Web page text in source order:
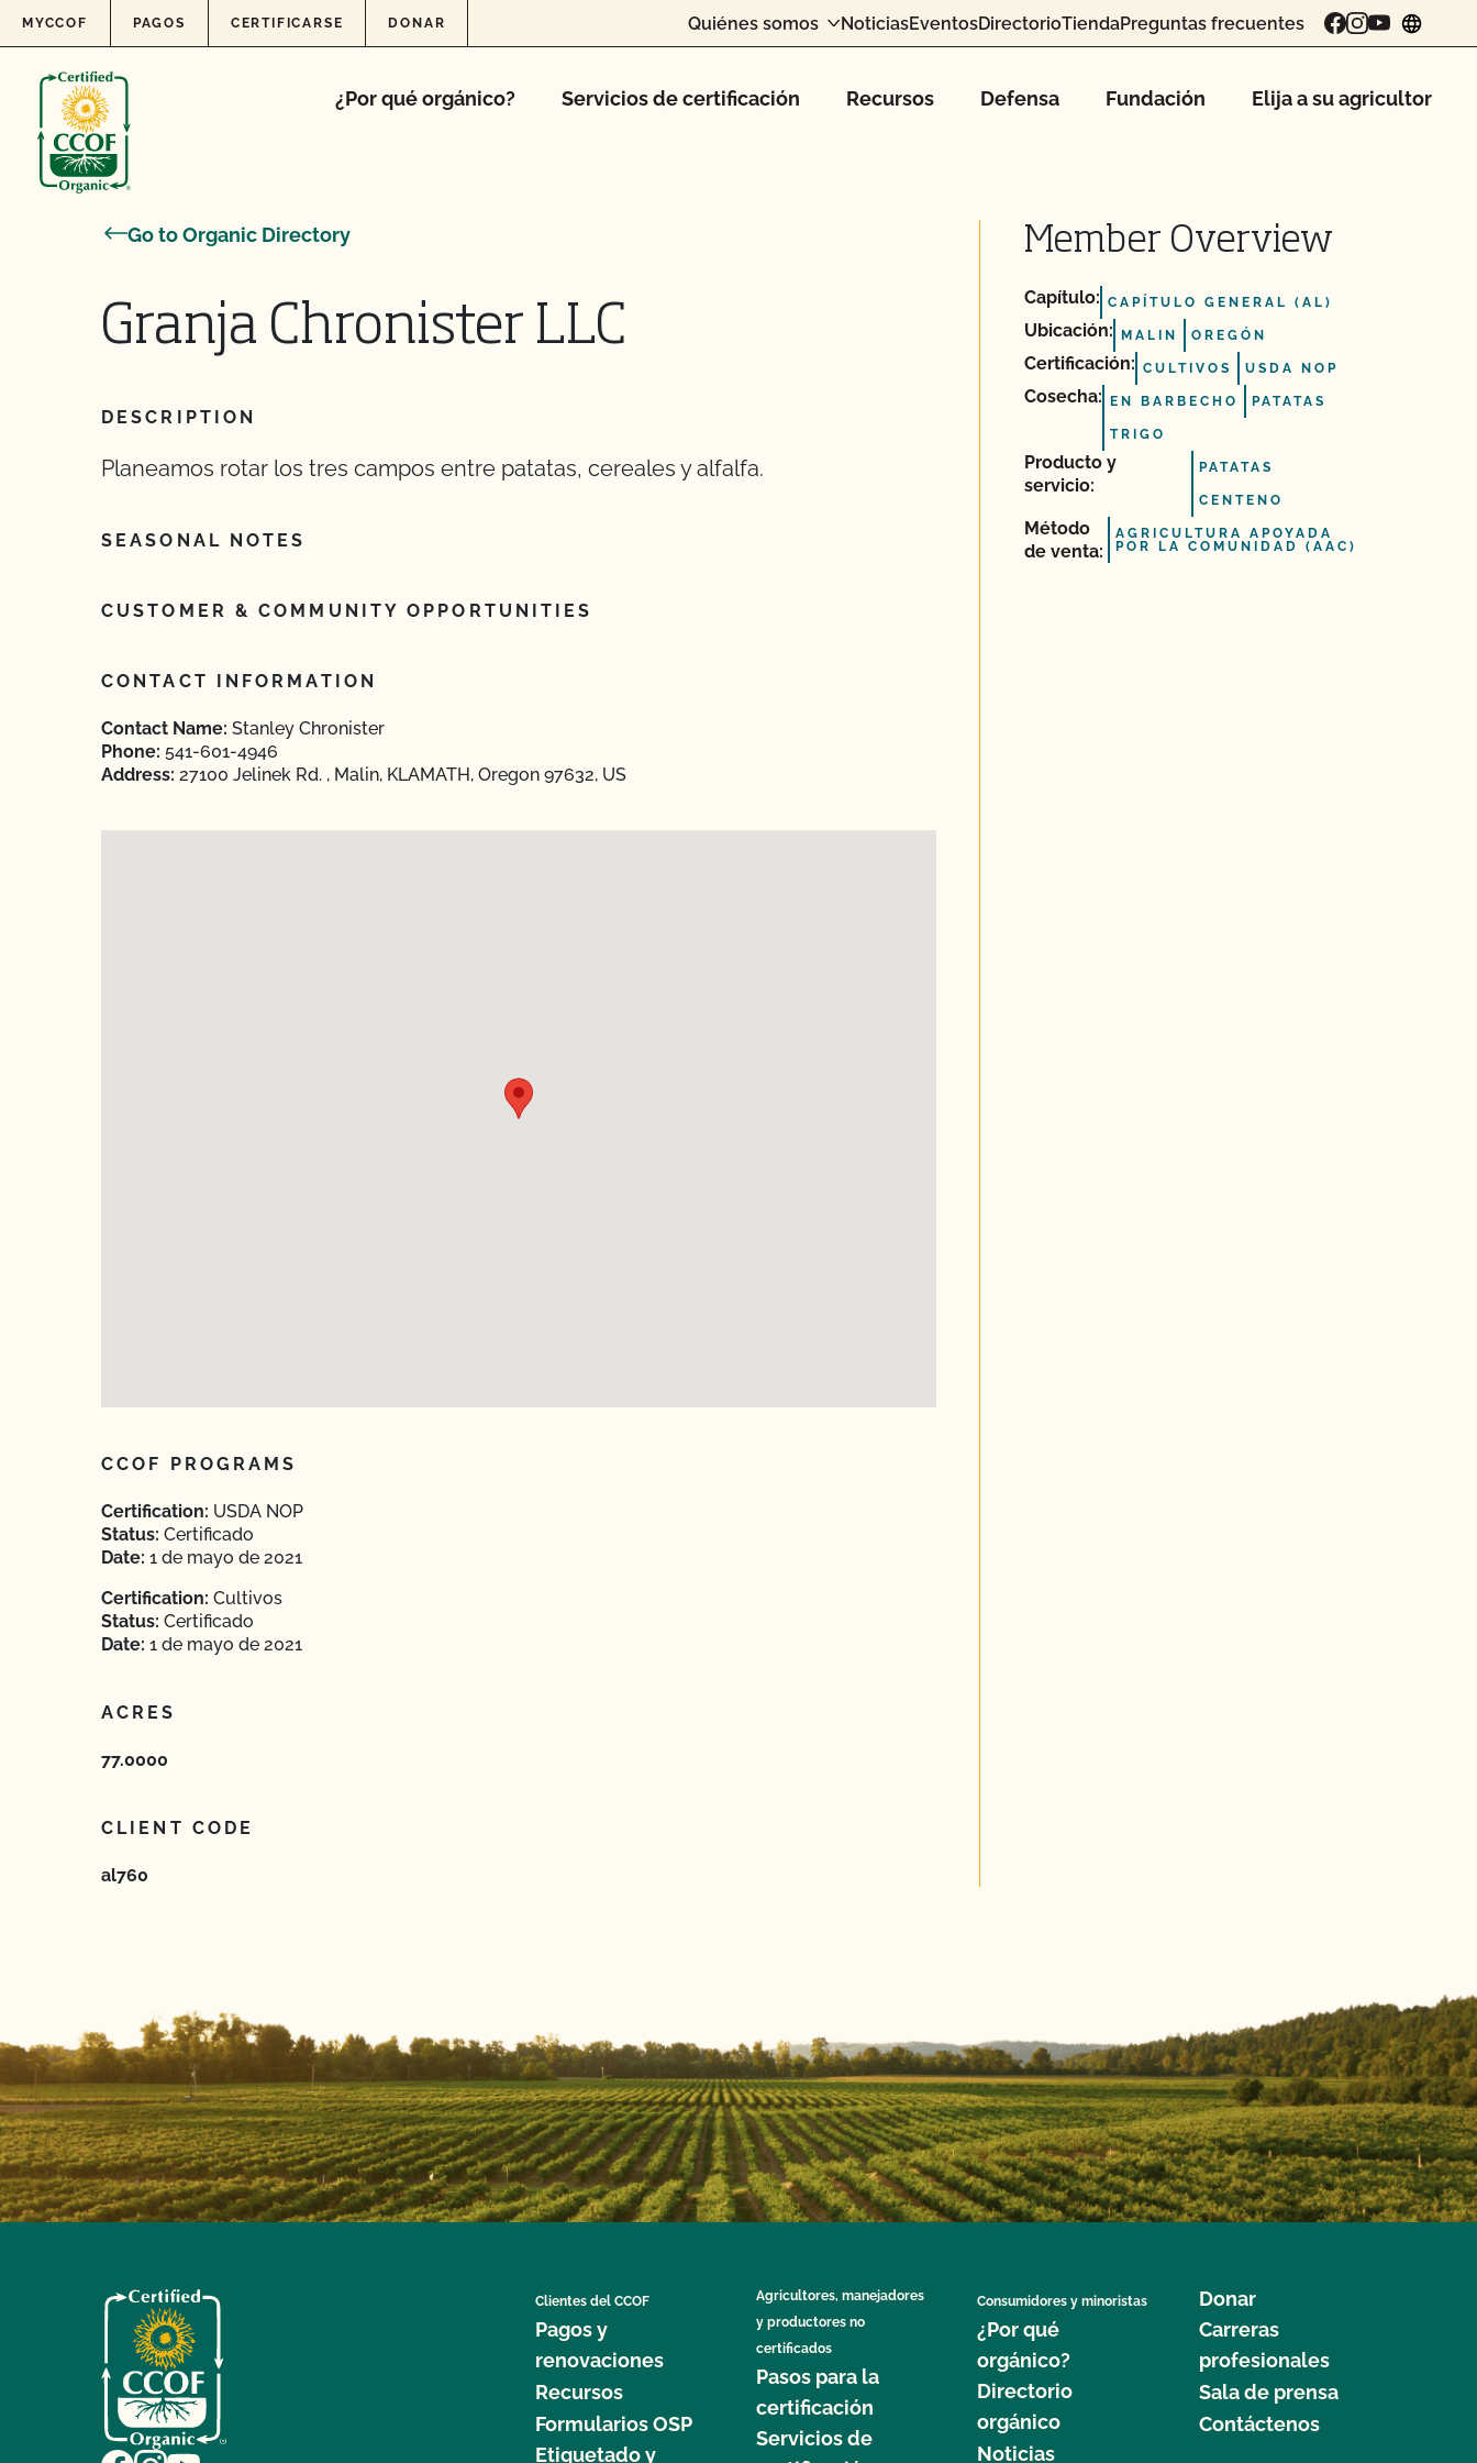
Skip to content
MYCCOF PAGOS CERTIFICARSE DONAR Quiénes somos NoticiasEventosDirectorioTiendaPreguntas frecuentes
¿Por qué orgánico? Servicios de certificación Recursos Defensa Fundación Elija a su agricultor
Go to Organic Directory
Granja Chronister LLC
DESCRIPTION
Planeamos rotar los tres campos entre patatas, cereales y alfalfa.
SEASONAL NOTES
CUSTOMER & COMMUNITY OPPORTUNITIES
CONTACT INFORMATION
Contact Name: Stanley Chronister
Phone: 541-601-4946
Address: 27100 Jelinek Rd. , Malin, KLAMATH, Oregon 97632, US
CCOF PROGRAMS
Certification: USDA NOP
Status: Certificado
Date: 1 de mayo de 2021
Certification: Cultivos
Status: Certificado
Date: 1 de mayo de 2021
ACRES
77.0000
CLIENT CODE
al760
Member Overview
Capítulo: CAPÍTULO GENERAL (AL)
Ubicación: MALIN OREGÓN
Certificación: CULTIVOS USDA NOP
Cosecha: EN BARBECHO PATATAS
TRIGO
Producto y
servicio:
PATATAS
CENTENO
Método
de venta:
AGRICULTURA APOYADA
POR LA COMUNIDAD (AAC)
Clientes del CCOF
Pagos y
renovaciones
Recursos
Formularios OSP
Etiquetado y
Agricultores, manejadores
y productores no
certificados
Pasos para la
certificación
Servicios de
Consumidores y minoristas
¿Por qué
orgánico?
Directorio
orgánico
Noticias
Donar
Carreras
profesionales
Sala de prensa
Contáctenos